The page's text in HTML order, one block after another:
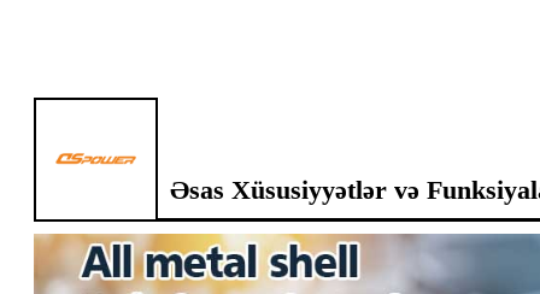
Əsas Xüsusiyyətlər və